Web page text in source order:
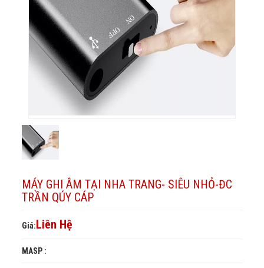
TRANG-
siêu
nhỏ-
ĐC
Qúy
Cáp
siêu
nhỏ-
ĐC
Trần
ĐC
Trần
Qúy
Cáp
MÁY GHI ÂM TẠI NHA TRANG- SIÊU NHỎ-ĐC
TRẦN QÚY CÁP
Giá:Liên Hệ
MASP :